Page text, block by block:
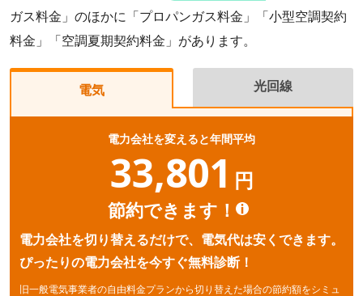
ガス料金」のほかに「プロパンガス料金」「小型空調契約
料金」「空調夏期契約料金」があります。
電気
電力会社を変えると年間平均
33,801 円
節約できます！
電力会社を切り替えるだけで、電気代は安くできます。
ぴったりの電力会社を今すぐ無料診断！
旧一般電気事業者の自由料金プランから切り替えた場合の節約額をシミュ
光回線